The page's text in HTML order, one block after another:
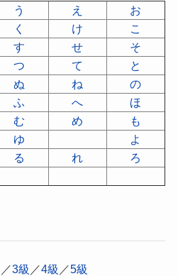
う え
お
く け
こ
す せ
そ
つ て
と
ぬ ね
の
ふ へ
ほ
む め
も
ゆ
よ
る れ
ろ
／3級 ／4級 ／5級